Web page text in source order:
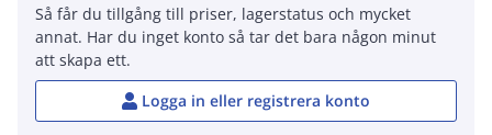
Så får du tillgång till priser, lagerstatus och mycket
annat. Har du inget konto så tar det bara någon minut
att skapa ett.
Logga in eller registrera konto